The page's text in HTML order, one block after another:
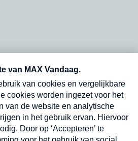
en dinsdagochtend in
Verzend